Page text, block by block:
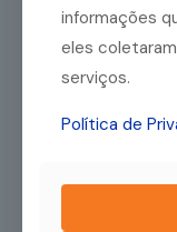
crédito,
microcrédito é
empresas, certo?
crédito oferece
incentivos ao
crédito
informações
eles
serviços.
Política de